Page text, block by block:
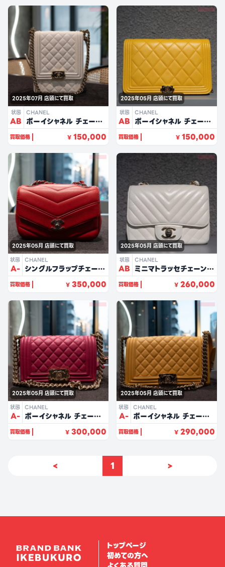
2025年07月 店頭にて買取
状態
AB
CHANEL
ボーイシャネル チェーン
ショルダー AS0130（ホ
ワイト/キャビアスキン）
買取価格 ¥ 150,000
2025年05月店頭にて買取
状態
AB
CHANEL
ボーイシャネル チェーン
ウォレット（イエロー・ラ
ムスキン）
買取価格 ¥ 150,000
2025年05月 店頭にて買取
状態
A-
CHANEL
シングルフラップチェーン
ショルダー（レッド・ソフト
キャビアスキン）
買取価格 ¥ 350,000
2025年05月 店頭にて買取
状態
AB
CHANEL
ミニマトラッセチェーンシ
ョルダー 17（ホワイト・ラ
ムスキン）
買取価格 ¥ 260,000
2025年05月 店頭にて買取
状態
A-
CHANEL
ボーイシャネル チェーン
ショルダー（ピンク・ラムス
キン）
買取価格 ¥ 300,000
2025年05月 店頭にて買取
状態
A-
CHANEL
ボーイシャネル チェーン
ショルダー（イエロー・ラ
ムスキン）
買取価格 ¥ 290,000
< 1 >
トップページ
初めての方へ